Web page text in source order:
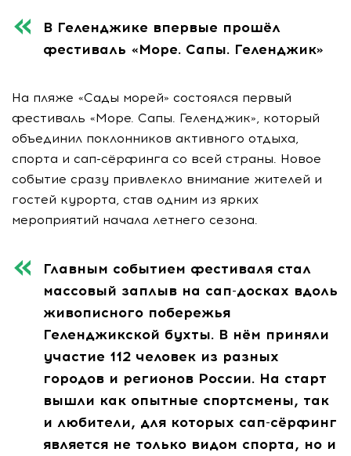
В Геленджике впервые прошёл
фестиваль «Море. Сапы. Геленджик»
На пляже «Сады морей» состоялся первый
фестиваль «Море. Сапы. Геленджик», который
объединил поклонников активного отдыха,
спорта и сап-сёрфинга со всей страны. Новое
событие сразу привлекло внимание жителей и
гостей курорта, став одним из ярких
мероприятий начала летнего сезона.
Главным событием фестиваля стал
массовый заплыв на сап-досках вдоль
живописного побережья
Геленджикской бухты. В нём приняли
участие 112 человек из разных
городов и регионов России. На старт
вышли как опытные спортсмены, так
и любители, для которых сап-сёрфинг
является не только видом спорта, но и